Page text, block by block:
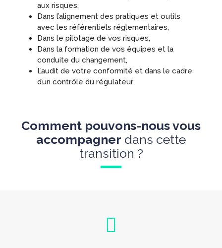
aux risques,
Dans l’alignement des pratiques et outils
avec les référentiels réglementaires,
Dans le pilotage de vos risques,
Dans la formation de vos équipes et la
conduite du changement,
L’audit de votre conformité et dans le cadre
d’un contrôle du régulateur.
Comment pouvons-nous vous
accompagner dans cette
transition ?